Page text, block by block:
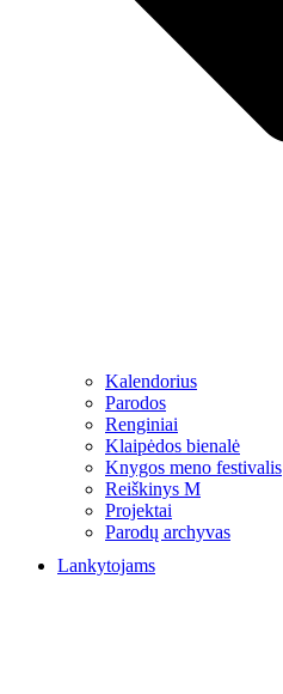
Kalendorius
Parodos
Renginiai
Klaipėdos bienalė
Knygos meno festivalis
Reiškinys M
Projektai
Parodų archyvas
Lankytojams